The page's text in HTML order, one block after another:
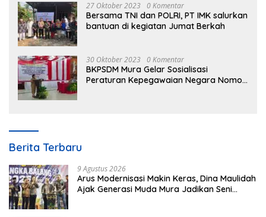
27 Oktober 2023 0 Komentar
Bersama TNI dan POLRI, PT IMK salurkan
bantuan di kegiatan Jumat Berkah
30 Oktober 2023 0 Komentar
BKPSDM Mura Gelar Sosialisasi
Peraturan Kepegawaian Negara Nomor
Berita Terbaru
9 Agustus 2026
Arus Modernisasi Makin Keras, Dina Maulidah
Ajak Generasi Muda Mura Jadikan Seni